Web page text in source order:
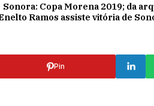
Sonora: Copa Morena 2019; da
Ramos assiste vitória de
Pin